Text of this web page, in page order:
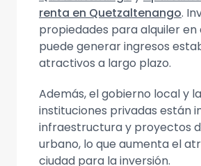
renta en Quetzaltenango.
propiedades para alquiler en
puede generar ingresos
atractivos a largo plazo.
Además, el gobierno local y
instituciones privadas están
infraestructura y proyectos
urbano, lo que aumenta el
ciudad para la inversión.